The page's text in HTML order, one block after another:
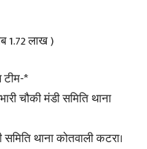
1.72 लाख )
टीम-*
चौकी मंडी समिति थाना
थाना कोतवाली कटरा।